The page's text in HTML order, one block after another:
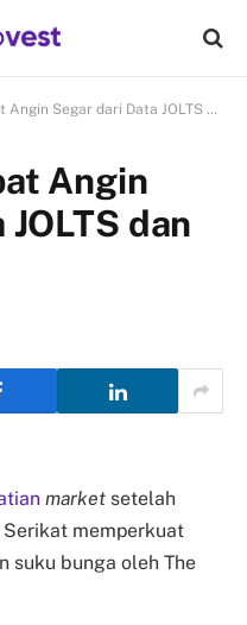
Segar dari Data JOLTS dan Inflow ETF
Angin
dan
market setelah
memperkuat
suku bunga oleh The